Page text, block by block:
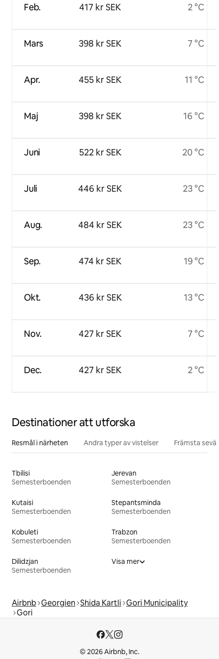
Feb.
Mars
Apr.
Maj
Juni
Juli
Aug.
Sep.
Okt.
Nov.
Dec.
417 kr SEK
398 kr SEK
455 kr SEK
398 kr SEK
522 kr SEK
446 kr SEK
484 kr SEK
474 kr SEK
436 kr SEK
427 kr SEK
427 kr SEK
2 °C
7 °C
11 °C
16 °C
20 °C
23 °C
23 °C
19 °C
13 °C
7 °C
2 °C
Destinationer att utforska
Resmål i närheten Andra typer av vistelser Främsta
Tbilisi
Semesterboenden
Jerevan
Semesterboenden
Kutaisi
Semesterboenden
Stepantsminda
Semesterboenden
Kobuleti
Semesterboenden
Trabzon
Semesterboenden
Dilidzjan
Semesterboenden
Visa mer
Airbnb Georgien Shida Kartli Gori Municipality
Gori
© 2026 Airbnb, Inc.